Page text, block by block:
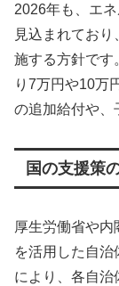
2026年も、エ
見込まれてお
施する方針です
り7万円や10万
の追加給付や、
国の支援策
厚生労働省や
を活用した自
により、各自治